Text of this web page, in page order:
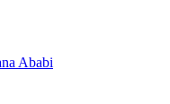
Ababi